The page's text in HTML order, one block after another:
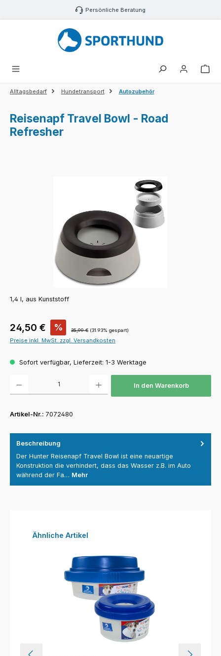
Zum Hauptinhalt springen Persönliche Beratung
Alltagsbedarf Hundetransport Autozubehör
Reisenapf Travel Bowl - Road
Refresher
1,4 l, aus Kunststoff
Verkaufspreis:
24,50 € % Regulärer Preis:
35,99 € (31.93% gespart)
Preise inkl. MwSt. zzgl. Versandkosten
Sofort verfügbar, Lieferzeit: 1-3 Werktage
In den Warenkorb
Artikel-Nr.: 7072480
Beschreibung
Der Hunter Reisenapf Travel Bowl ist eine neuartige
Konstruktion die verhindert, dass das Wasser z.B. im Auto
während der Fa… Mehr
Produktgalerie überspringen
Ähnliche Artikel